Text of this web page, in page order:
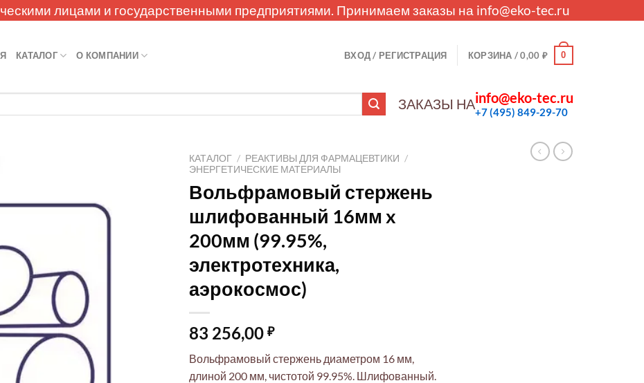
лицами и государственными предприятиями. Принимаем заказы на info@eko-tec.ru
КАТАЛОГ О КОМПАНИИ ВХОД / РЕГИСТРАЦИЯ КОРЗИНА /0,00 ₽ 0
ЗАКАЗЫ НАinfo@eko-tec.ru
+7 (495) 849-29-70
КАТАЛОГ / РЕАКТИВЫ ДЛЯ ФАРМАЦЕВТИКИ /
ЭНЕРГЕТИЧЕСКИЕ МАТЕРИАЛЫ
Вольфрамовый стержень
шлифованный 16мм x
200мм (99.95%,
электротехника,
аэрокосмос)
83 256,00 ₽
Вольфрамовый стержень диаметром 16 мм,
длиной 200 мм, чистотой 99.95%. Шлифованный.